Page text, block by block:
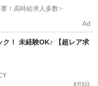
〜 / 登録不要！高時給求人多数✨
Ad
ク！ 未経験OK♪ 【超レア求
8月5日